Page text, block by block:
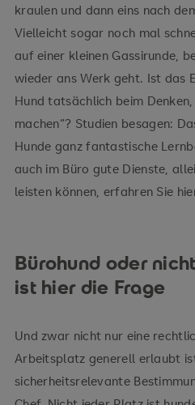
kraulen und dann eins nach
Vielleicht sogar noch mal
auf einer kleinen Gassirunde,
wieder ans Werk geht. Ist das
Hund tatsächlich beim
machen“? Studien besagen:
Hunde ganz fantastische
auch im Büro gute Dienste,
leisten können, erfahren Sie
Bürohund oder
ist hier die Frage
Und zwar nicht nur eine
Arbeitsplatz generell erlaubt
sicherheitsrelevante